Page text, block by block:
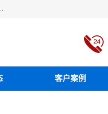
地区公司注册、公司变更、进出口业务等流程以及各行业公司注册、变更所需注意的细节都非常熟悉。
客户案例